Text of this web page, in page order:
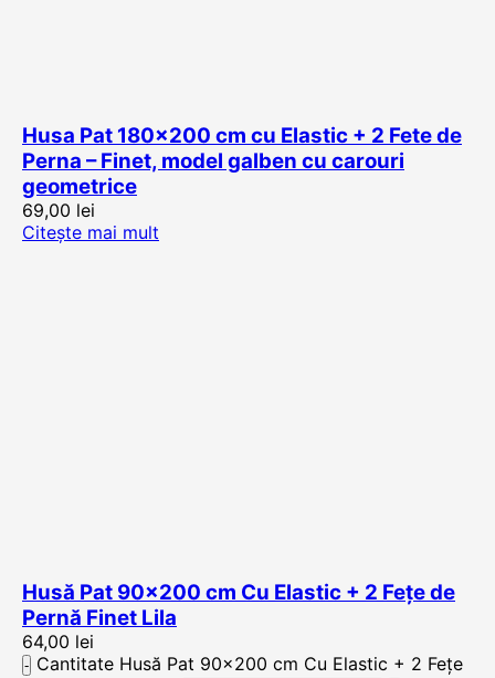
Husa Pat 180×200 cm cu Elastic + 2 Fete de
Perna – Finet, model galben cu carouri
geometrice
69,00 lei
Citește mai mult
Husă Pat 90×200 cm Cu Elastic + 2 Fețe de
Pernă Finet Lila
64,00 lei
Cantitate Husă Pat 90x200 cm Cu Elastic + 2 Fețe